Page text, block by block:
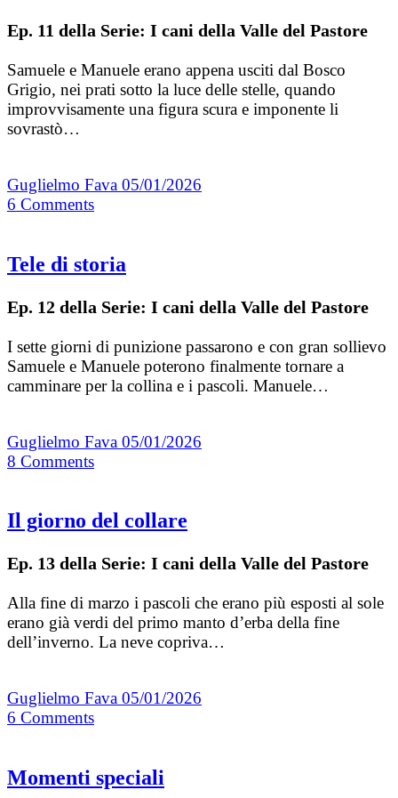
Ep. 11 della Serie: I cani della Valle del Pastore
Samuele e Manuele erano appena usciti dal Bosco
Grigio, nei prati sotto la luce delle stelle, quando
improvvisamente una figura scura e imponente li
sovrastò…
Guglielmo Fava 05/01/2026
6 Comments
Tele di storia
Ep. 12 della Serie: I cani della Valle del Pastore
I sette giorni di punizione passarono e con gran sollievo
Samuele e Manuele poterono finalmente tornare a
camminare per la collina e i pascoli. Manuele…
Guglielmo Fava 05/01/2026
8 Comments
Il giorno del collare
Ep. 13 della Serie: I cani della Valle del Pastore
Alla fine di marzo i pascoli che erano più esposti al sole
erano già verdi del primo manto d’erba della fine
dell’inverno. La neve copriva…
Guglielmo Fava 05/01/2026
6 Comments
Momenti speciali